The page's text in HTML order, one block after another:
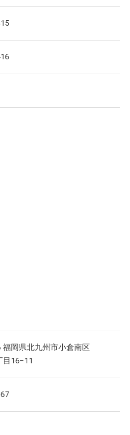
福岡県北九州市小倉南区
目16−11